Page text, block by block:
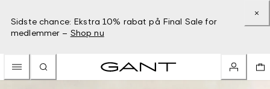
Sidste chance: Ekstra 10% rabat på Final Sale for
medlemmer – Shop nu